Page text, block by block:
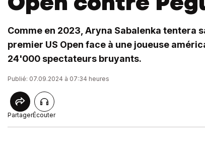
Comme en 2023, Aryna Sabalenka tentera
premier US Open face à une joueuse
24'000 spectateurs bruyants.
Publié: 07.09.2024 à 07:34 heures
PartagerÉcouter